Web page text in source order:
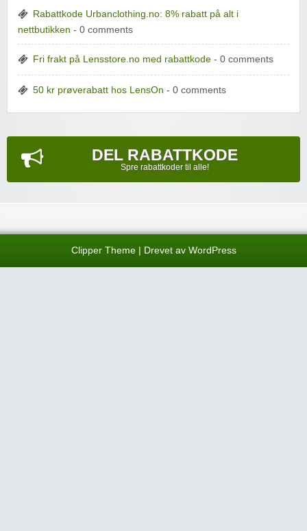
Rabattkode Urbanclothing.no: 8% rabatt på alt i
nettbutikken - 0 comments
Fri frakt på Lensstore.no med rabattkode - 0 comments
50 kr prøverabatt hos LensOn - 0 comments
DEL RABATTKODE
Spre rabattkoder til alle!
Clipper Theme| Drevet av WordPress